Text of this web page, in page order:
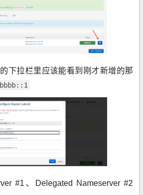
下拉栏里应该能看到刚才新增的那
#1、Delegated Nameserver #2